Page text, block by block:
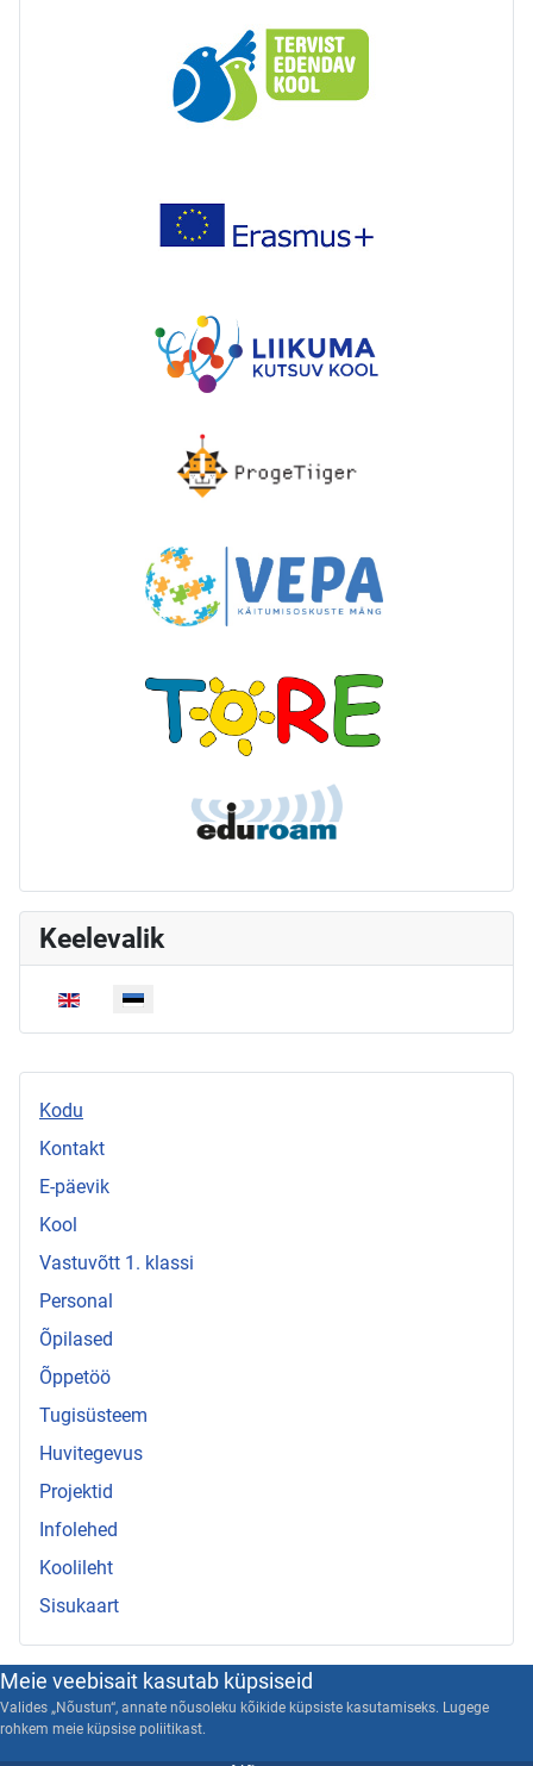
Kodu
Kontakt
E-päevik
Kool
Vastuvõtt 1. klassi
Personal
Õpilased
Õppetöö
Tugisüsteem
Huvitegevus
Projektid
Infolehed
Koolileht
Sisukaart
Keelevalik
Vali keel
Meie veebisait kasutab küpsiseid
Valides „Nõustun“, annate nõusoleku kõikide küpsiste kasutamiseks. Lugege
rohkem meie küpsise poliitikast.